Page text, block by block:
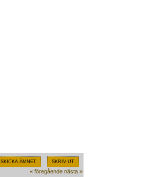
SKICKA ÄMNET SKRIV UT
« föregående nästa »